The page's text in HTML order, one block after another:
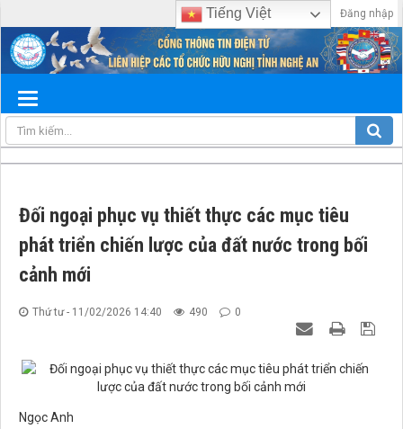
Đăng nhập
Tiếng Việt
Đối ngoại phục vụ thiết thực các mục tiêu
phát triển chiến lược của đất nước trong bối
cảnh mới
Thứ tư - 11/02/2026 14:40 490 0
Ngọc Anh